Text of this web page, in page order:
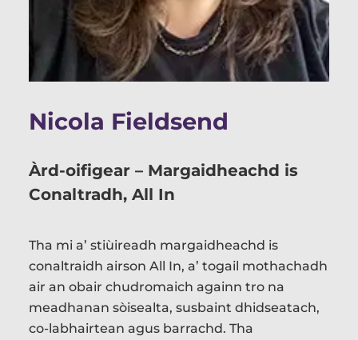
Nicola Fieldsend
Àrd-oifigear – Margaidheachd is
Conaltradh, All In
Tha mi a’ stiùireadh margaidheachd is
conaltraidh airson All In, a’ togail mothachadh
air an obair chudromaich againn tro na
meadhanan sòisealta, susbaint dhidseatach,
co-labhairtean agus barrachd. Tha